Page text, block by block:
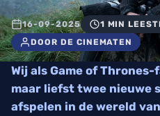
16-09-2025
1 MIN
DOOR DE CINEMATEN
Wij als Game of
maar liefst twee nieuwe
afspelen in de wereld